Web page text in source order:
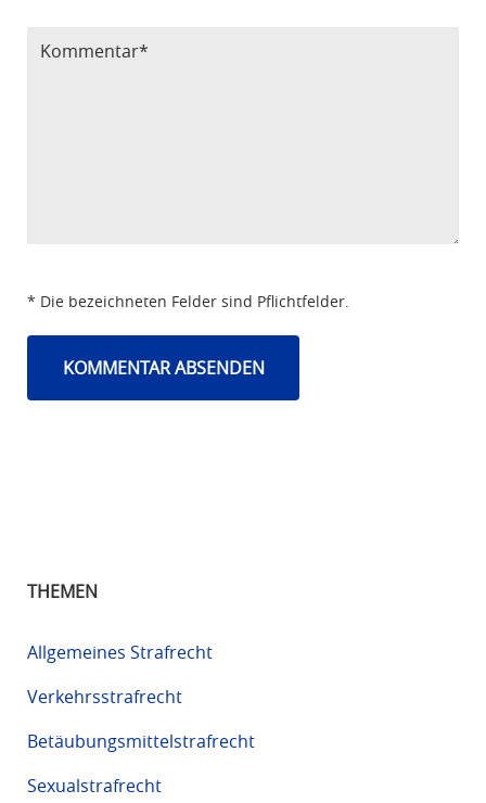
* Die bezeichneten Felder sind Pflichtfelder.
THEMEN
Allgemeines Strafrecht
Verkehrsstrafrecht
Betäubungsmittelstrafrecht
Sexualstrafrecht